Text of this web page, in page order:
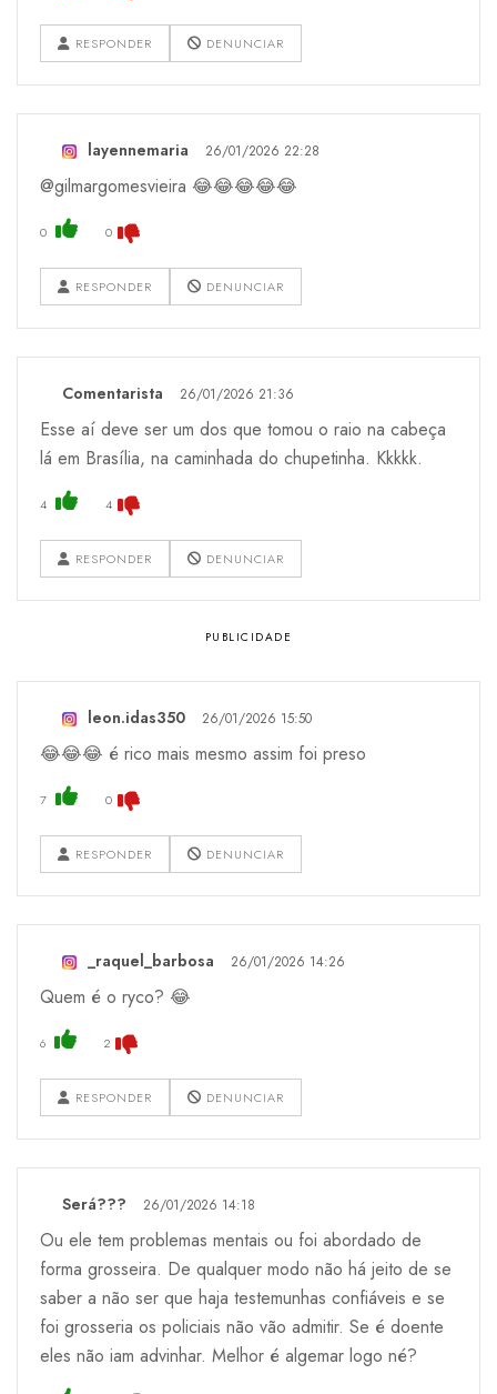
RESPONDER DENUNCIAR
layennemaria 26/01/2026 22:28
@gilmargomesvieira 😂😂😂😂😂
0 0
RESPONDER DENUNCIAR
Comentarista 26/01/2026 21:36
Esse aí deve ser um dos que tomou o raio na cabeça
lá em Brasília, na caminhada do chupetinha. Kkkkk.
4 4
RESPONDER DENUNCIAR
leon.idas350 26/01/2026 15:50
😂😂😂 é rico mais mesmo assim foi preso
7 0
RESPONDER DENUNCIAR
_raquel_barbosa 26/01/2026 14:26
Quem é o ryco? 😂
6 2
RESPONDER DENUNCIAR
Será??? 26/01/2026 14:18
Ou ele tem problemas mentais ou foi abordado de
forma grosseira. De qualquer modo não há jeito de se
saber a não ser que haja testemunhas confiáveis e se
foi grosseria os policiais não vão admitir. Se é doente
eles não iam advinhar. Melhor é algemar logo né?